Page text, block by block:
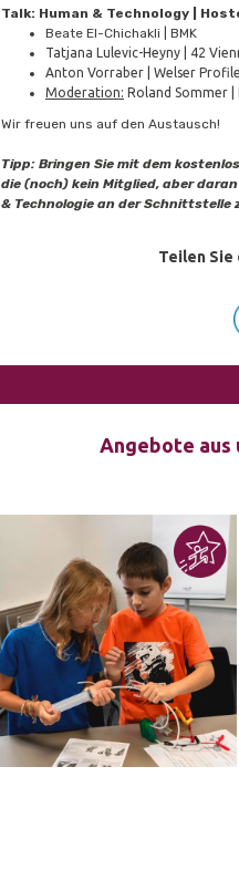
Talk: Human & Technology |
Beate El-Chichakli | BMK
Tatjana Lulevic-Heyny | 42
Anton Vorraber | Welser Profile
Moderation: Roland Sommer
Wir freuen uns auf den Austausch!
Tipp: Bringen Sie mit dem
die (noch) kein Mitglied, aber
& Technologie an der Schnittstelle
Teilen Sie
Angebote aus